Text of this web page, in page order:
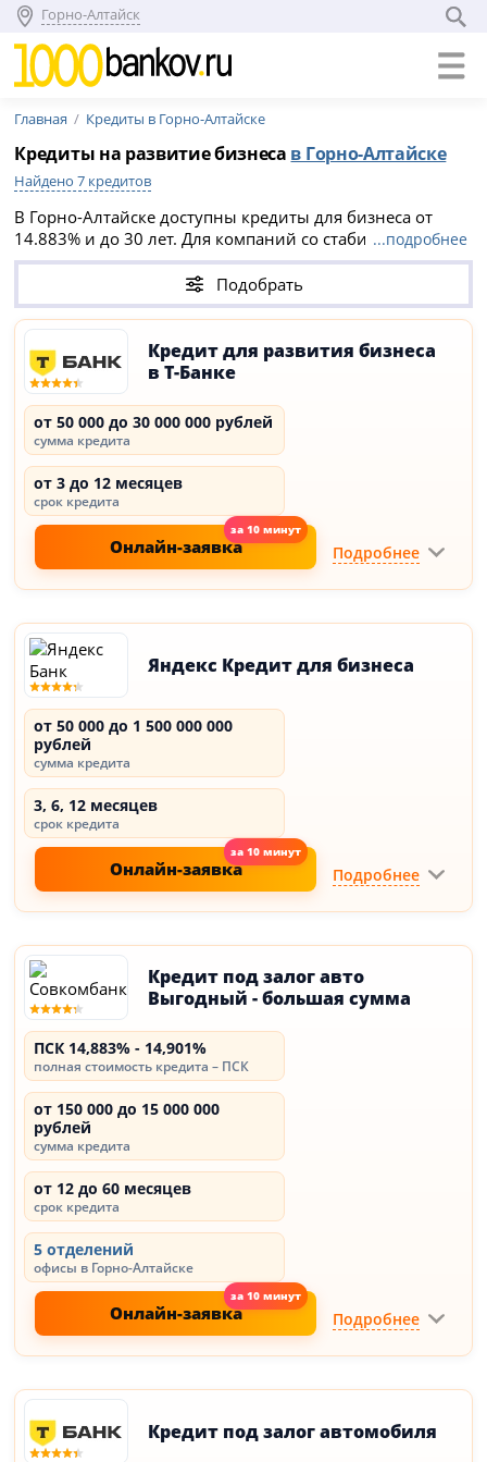
Горно-Алтайск
Главная Кредиты в Горно-Алтайске
Кредиты на развитие бизнеса в Горно-Алтайске
Найдено 7 кредитов
В Горно-Алтайске доступны кредиты для бизнеса от
14.883% и до 30 лет. Для компаний со стабильными
оборотами можнооткрыть расчетный счет с
или оформитьбанковскую гарантию
гос. контрактов по 44-ФЗ или 223-ФЗ.
...подробнее
Подобрать
Кредит для развития бизнеса
в Т-Банке
от 50 000 до 30 000 000 рублей
сумма кредита
от 3 до 12 месяцев
срок кредита
Онлайн-заявка Подробнее
Яндекс Кредит для бизнеса
от 50 000 до 1 500 000 000
рублей
сумма кредита
3, 6, 12 месяцев
срок кредита
Онлайн-заявка Подробнее
Кредит под залог авто
Выгодный - большая сумма
ПСК 14,883% - 14,901%
полная стоимость кредита – ПСК
от 150 000 до 15 000 000
рублей
сумма кредита
от 12 до 60 месяцев
срок кредита
5 отделений
офисы в Горно-Алтайске
Онлайн-заявка Подробнее
Кредит под залог автомобиля